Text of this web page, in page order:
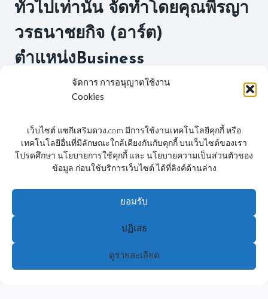
จัดการ การอนุญาตใช้งาน
Cookies
เว็บไซต์ แซกีเสริมดวง.com มีการใช้งานเทคโนโลยีคุกกี้ หรือ
เทคโนโลยีอื่นที่มีลักษณะใกล้เคียงกันกับคุกกี้ บนเว็บไซต์ของเรา
โปรดศึกษา นโยบายการใช้คุกกี้ และ นโยบายความเป็นส่วนตัวของ
ข้อมูล ก่อนใช้บริการเว็บไซต์ ได้ที่ลิงค์ด้านล่าง
ยอมรับ
ปฏิเสธ
ดูรายละเอียด
ทั่วไปเท่านั้น จัดทำโดยคุณพีรญา
วรธนาชยกิจ (อาร์ต)
ตำแหน่งBusiness
Development Director –
© 2026 แซกี ShengJi - WordPress Theme by